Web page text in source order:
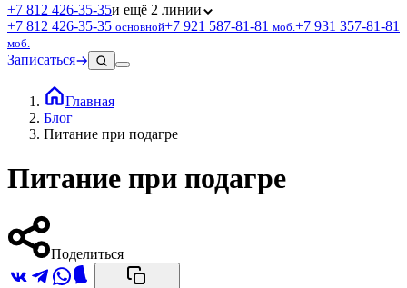
+7 812 426‑35‑35и ещё 2 линии
+7 812 426‑35‑35 основной+7 921 587‑81‑81 моб. +7 931 357‑81‑81
моб.
Записаться
Главная
Блог
Питание при подагре
Питание при подагре
Поделиться